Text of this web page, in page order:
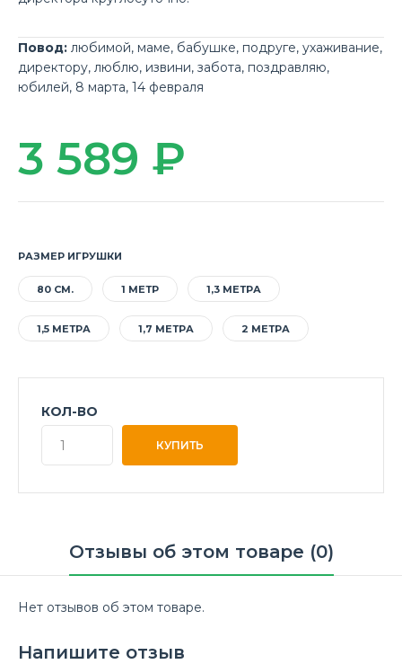
Повод: любимой, маме, бабушке, подруге, ухаживание,
директору, люблю, извини, забота, поздравляю,
юбилей, 8 марта, 14 февраля
3 589 ₽
РАЗМЕР ИГРУШКИ
80 СМ. 1 МЕТР 1,3 МЕТРА
1,5 МЕТРА 1,7 МЕТРА 2 МЕТРА
КОЛ-ВО
Отзывы об этом товаре (0)
Нет отзывов об этом товаре.
Напишите отзыв